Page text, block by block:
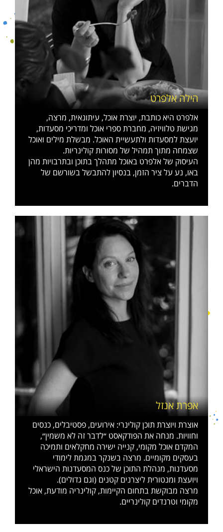
הילה אלפרט
אלפרט היא כותבת, יוצרת אוכל, עיתונאית, מרצה,
מגישת טלוויזיה, מחברת ספרי אוכל ומדריכי מסעדות,
יועצת למסעדות ולתעשיית האוכל. מבשלת מילים ואוכל
שצמחה מתוך תמהיל של מסורות קולינריות.
העיסוק של אלפרט באוכל מתהלך בתוכן ובתרבויות מהן
באו, נע על ציר הזמן, בנסיון להתבשל בשורשם של
הדברים.
אפרת אנזל
אוצרת ויוצרת תוכן קולינרי: אירועים, פסטיבלים, כנסים
וחוויות. מנחה את הפודקאסט ״לדבר זה לא משמין״,
המקדם אוכל מקומי, קנייה ישירה מחקלאים ותמיכה
בעסקים מקומיים. מרצה בשנקר במגמת לימודי
מסעדנות, מנהלת התוכן של כנס המסעדנות הישראלי
ויועצת ומנטורית ליצרנים קטנים (וגם גדולים).
מרצה מבוקשת בתחום הקיימות, קולינריה מודעת, אוכל
מקומי וטרנדים קולינריים.